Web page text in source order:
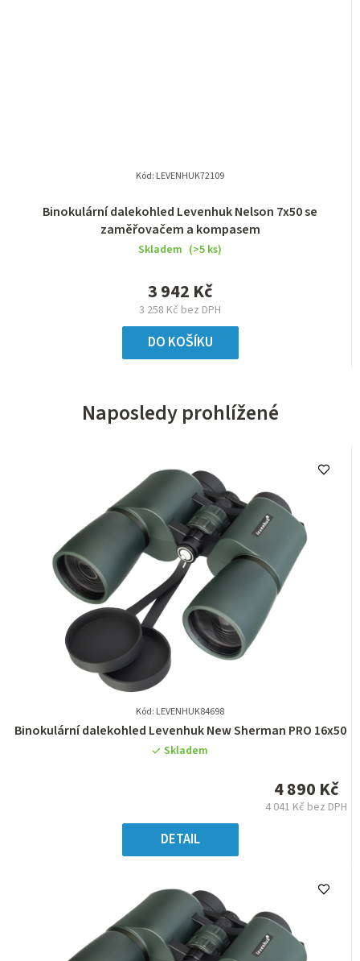
Binokulární dalekohled Levenhuk Nelson 7x50 se
zaměřovačem a kompasem
Skladem (>5 ks)
3 258 Kč bez DPH
3 942 Kč
DO KOŠÍKU
Kód: LEVENHUK72109
Naposledy prohlížené
Kód: LEVENHUK84698
Průměrné
hodnocení
5
hvězdiček.
Binokulární dalekohled Levenhuk New Sherman PRO 16x50
Skladem
4 890 Kč
4 041 Kč bez DPH
DETAIL